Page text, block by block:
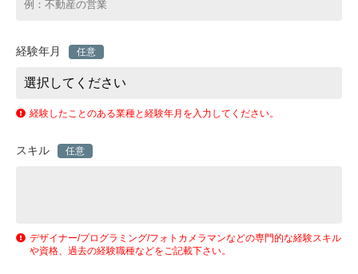
経験年月 任意
経験したことのある業種と経験年月を入力してください。
スキル 任意
デザイナー/プログラミング/フォトカメラマンなどの専門的な経験スキル
や資格、過去の経験職種などをご記載下さい。